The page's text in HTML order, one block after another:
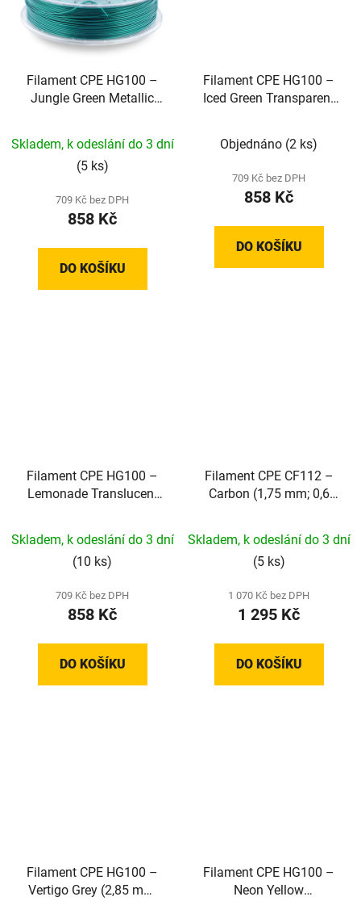
Filament CPE HG100 –
Jungle Green Metallic
Skladem, k odeslání do 3 dní
(5 ks)
709 Kč bez DPH
858 Kč
DO KOŠÍKU
Filament CPE HG100 –
Iced Green Transparent
Objednáno (2 ks)
709 Kč bez DPH
858 Kč
DO KOŠÍKU
Filament CPE HG100 –
Lemonade Translucent
Skladem, k odeslání do 3 dní
(10 ks)
709 Kč bez DPH
858 Kč
DO KOŠÍKU
Filament CPE CF112 –
Carbon (1,75 mm; 0,6
Skladem, k odeslání do 3 dní
(5 ks)
1 070 Kč bez DPH
1 295 Kč
DO KOŠÍKU
Filament CPE HG100 –
Vertigo Grey (2,85 mm;
Filament CPE HG100 –
Neon Yellow